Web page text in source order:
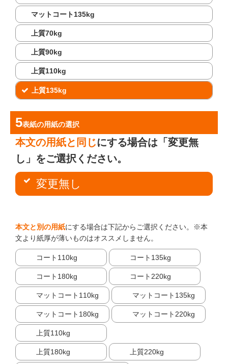
マットコート135kg
上質70kg
上質90kg
上質110kg
上質135kg
表紙の用紙の選択
本文の用紙と同じにする場合は「変更無
し」をご選択ください。
変更無し
本文と別の用紙にする場合は下記からご選択ください。※本
文より紙厚が薄いものはオススメしません。
コート110kg コート135kg
コート180kg コート220kg
マットコート110kg マットコート135kg
マットコート180kg マットコート220kg
上質110kg
上質180kg 上質220kg